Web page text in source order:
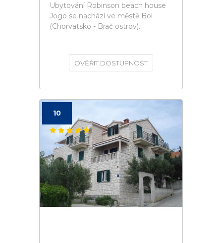
Ubytování Robinson beach house
Jogo se nachází ve městě Bol
(Chorvatsko - Brač ostrov).
OVĚŘIT DOSTUPNOST
10